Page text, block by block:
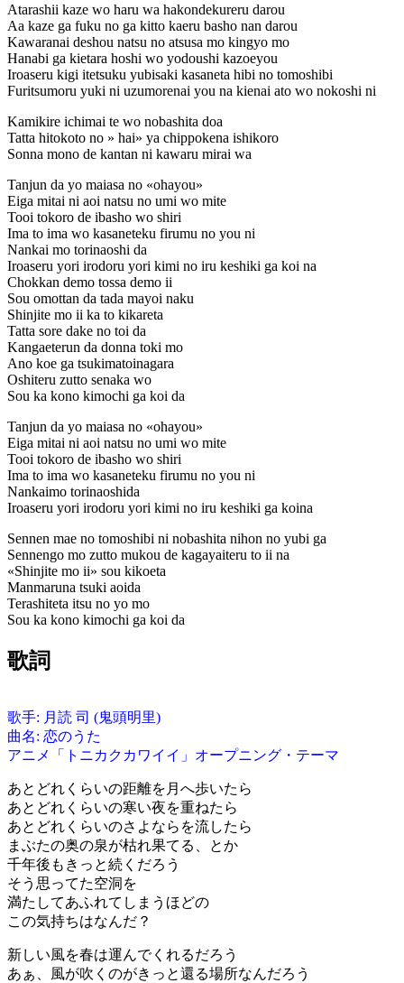
Atarashii kaze wo haru wa hakondekureru darou
Aa kaze ga fuku no ga kitto kaeru basho nan darou
Kawaranai deshou natsu no atsusa mo kingyo mo
Hanabi ga kietara hoshi wo yodoushi kazoeyou
Iroaseru kigi itetsuku yubisaki kasaneta hibi no tomoshibi
Furitsumoru yuki ni uzumorenai you na kienai ato wo nokoshi ni
Kamikire ichimai te wo nobashita doa
Tatta hitokoto no » hai» ya chippokena ishikoro
Sonna mono de kantan ni kawaru mirai wa
Tanjun da yo maiasa no «ohayou»
Eiga mitai ni aoi natsu no umi wo mite
Tooi tokoro de ibasho wo shiri
Ima to ima wo kasaneteku firumu no you ni
Nankai mo torinaoshi da
Iroaseru yori irodoru yori kimi no iru keshiki ga koi na
Chokkan demo tossa demo ii
Sou omottan da tada mayoi naku
Shinjite mo ii ka to kikareta
Tatta sore dake no toi da
Kangaeterun da donna toki mo
Ano koe ga tsukimatoinagara
Oshiteru zutto senaka wo
Sou ka kono kimochi ga koi da
Tanjun da yo maiasa no «ohayou»
Eiga mitai ni aoi natsu no umi wo mite
Tooi tokoro de ibasho wo shiri
Ima to ima wo kasaneteku firumu no you ni
Nankaimo torinaoshida
Iroaseru yori irodoru yori kimi no iru keshiki ga koina
Sennen mae no tomoshibi ni nobashita nihon no yubi ga
Sennengo mo zutto mukou de kagayaiteru to ii na
«Shinjite mo ii» sou kikoeta
Manmaruna tsuki aoida
Terashiteta itsu no yo mo
Sou ka kono kimochi ga koi da
歌詞
歌手: 月読 司 (鬼頭明里)
曲名: 恋のうた
アニメ「トニカクカワイイ」オープニング・テーマ
あとどれくらいの距離を月へ歩いたら
あとどれくらいの寒い夜を重ねたら
あとどれくらいのさよならを流したら
まぶたの奥の泉が枯れ果てる、とか
千年後もきっと続くだろう
そう思ってた空洞を
満たしてあふれてしまうほどの
この気持ちはなんだ？
新しい風を春は運んでくれるだろう
あぁ、風が吹くのがきっと還る場所なんだろう